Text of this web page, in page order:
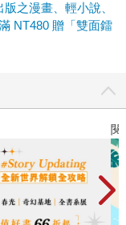
之漫畫、輕小說、
NT480 贈「雙面鐳
閱